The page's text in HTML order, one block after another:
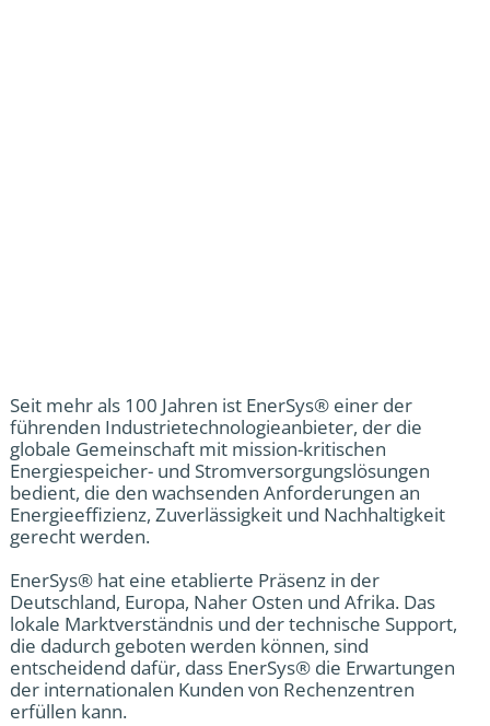
Seit mehr als 100 Jahren ist EnerSys® einer der
führenden Industrietechnologieanbieter, der die
globale Gemeinschaft mit mission-kritischen
Energiespeicher- und Stromversorgungslösungen
bedient, die den wachsenden Anforderungen an
Energieeffizienz, Zuverlässigkeit und Nachhaltigkeit
gerecht werden.
EnerSys® hat eine etablierte Präsenz in der
Deutschland, Europa, Naher Osten und Afrika. Das
lokale Marktverständnis und der technische Support,
die dadurch geboten werden können, sind
entscheidend dafür, dass EnerSys® die Erwartungen
der internationalen Kunden von Rechenzentren
erfüllen kann.